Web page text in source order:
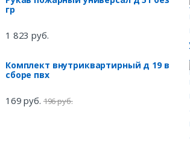
гр
1 823 руб.
Комплект внутриквартирный д 19 в
сборе пвх
169 руб. 196 руб.